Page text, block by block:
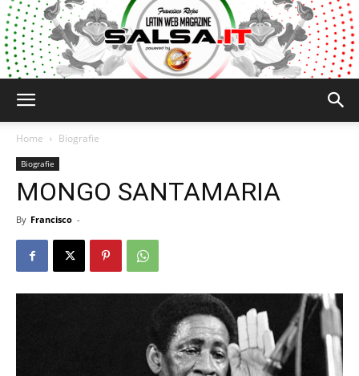
Home Biografie
Biografie
MONGO SANTAMARIA
By Francisco -